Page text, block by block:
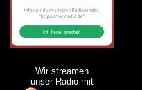
Wir streamen
unser Radio mit